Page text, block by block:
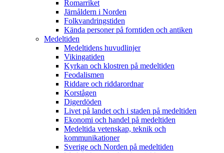
Romarriket
Järnåldern i Norden
Folkvandringstiden
Kända personer på forntiden och antiken
Medeltiden
Medeltidens huvudlinjer
Vikingatiden
Kyrkan och klostren på medeltiden
Feodalismen
Riddare och riddarordnar
Korstågen
Digerdöden
Livet på landet och i staden på medeltiden
Ekonomi och handel på medeltiden
Medeltida vetenskap, teknik och
kommunikationer
Sverige och Norden på medeltiden